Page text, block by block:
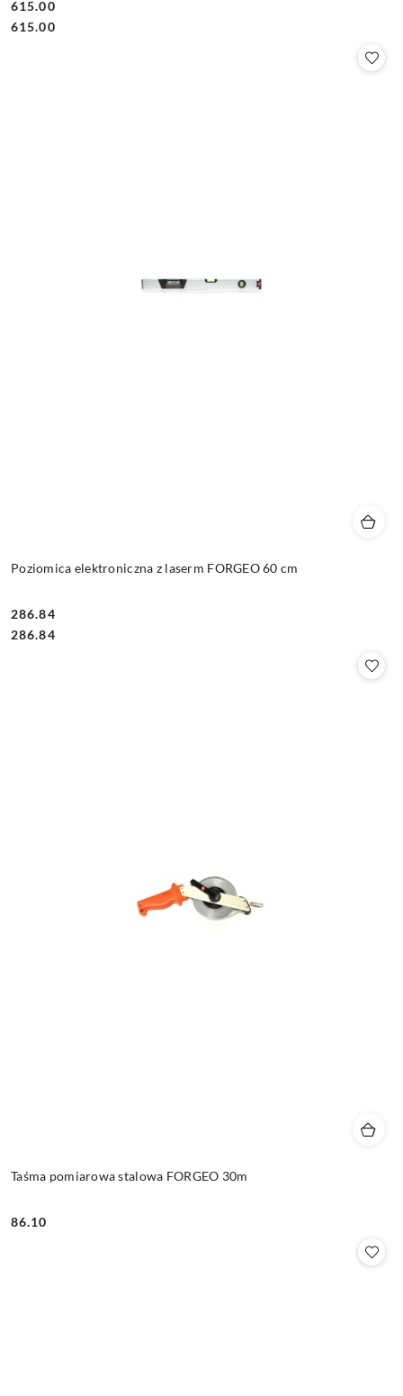
Cena:
615.00
Cena:
615.00
Poziomica elektroniczna z laserm FORGEO 60 cm
Cena:
286.84
Cena:
286.84
Taśma pomiarowa stalowa FORGEO 30m
Cena:
86.10